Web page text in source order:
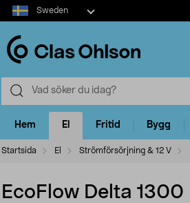
Select
market
Sweden
Hem El Fritid Bygg
Startsida El Strömförsörjning & 12 V
EcoFlow Delta